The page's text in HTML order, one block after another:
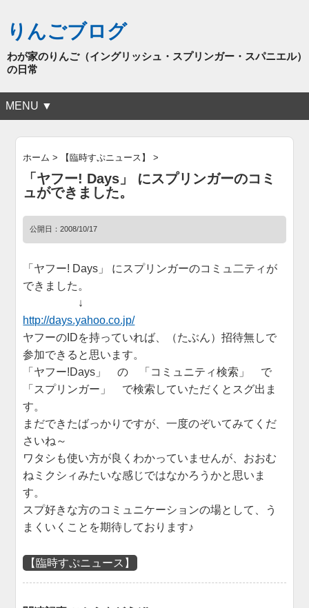
りんごブログ
わが家のりんご（イングリッシュ・スプリンガー・スパニエル）
の日常
MENU ▼
ホーム > 【臨時すぷニュース】 >
「ヤフー! Days」 にスプリンガーのコミ
ュができました。
公開日：2008/10/17
「ヤフー! Days」 にスプリンガーのコミュ二ティが
できました。
↓
http://days.yahoo.co.jp/
ヤフーのIDを持っていれば、（たぶん）招待無しで
参加できると思います。
「ヤフー!Days」 の 「コミュニティ検索」 で
「スプリンガー」 で検索していただくとスグ出ま
す。
まだできたばっかりですが、一度のぞいてみてくだ
さいね～
ワタシも使い方が良くわかっていませんが、おおむ
ねミクシィみたいな感じではなかろうかと思いま
す。
スプ好きな方のコミュニケーションの場として、う
まくいくことを期待しております♪
【臨時すぷニュース】